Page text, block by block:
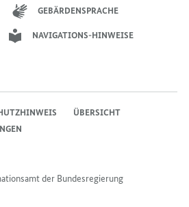
GEBÄRDENSPRACHE
NAVIGATIONS-HINWEISE
der Bundesregierung
ÜBERSICHT